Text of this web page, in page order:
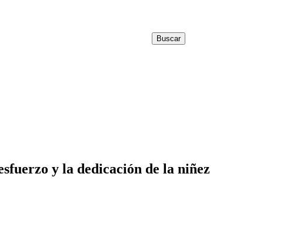
y la dedicación de la niñez